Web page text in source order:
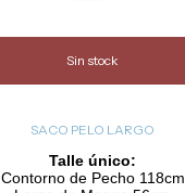
SACO PELO LARGO
Talle único:
Contorno de Pecho 118cm